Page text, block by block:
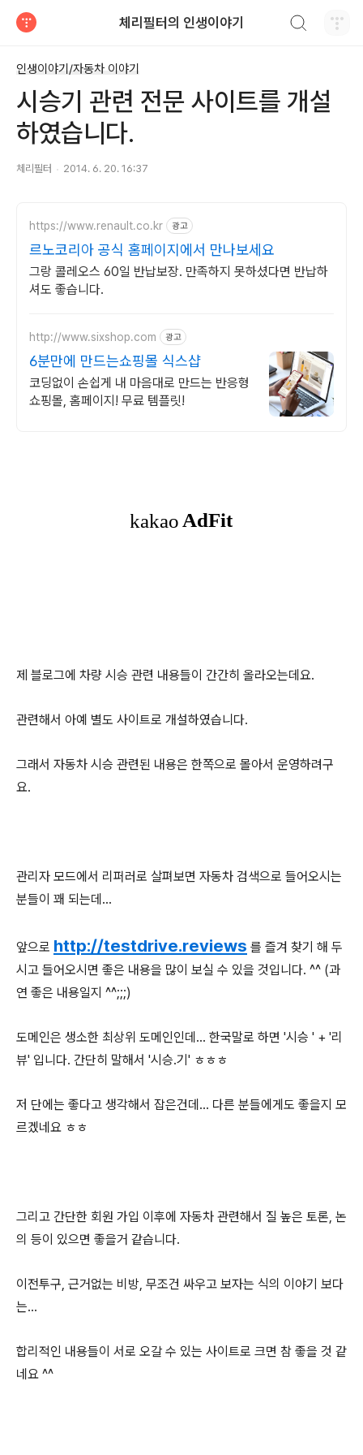
체리필터의 인생이야기
인생이야기/자동차 이야기
시승기 관련 전문 사이트를 개설
하였습니다.
체리필터 2014. 6. 20. 16:37
https://www.renault.co.kr 광고
르노코리아 공식 홈페이지에서 만나보세요
그랑 콜레오스 60일 반납보장. 만족하지 못하셨다면 반납하
셔도 좋습니다.
http://www.sixshop.com 광고
6분만에 만드는쇼핑몰 식스샵
코딩없이 손쉽게 내 마음대로 만드는 반응형
쇼핑몰, 홈페이지! 무료 템플릿!
제 블로그에 차량 시승 관련 내용들이 간간히 올라오는데요.
관련해서 아예 별도 사이트로 개설하였습니다.
그래서 자동차 시승 관련된 내용은 한쪽으로 몰아서 운영하려구
요.
관리자 모드에서 리퍼러로 살펴보면 자동차 검색으로 들어오시는
분들이 꽤 되는데...
앞으로 http://testdrive.reviews 를 즐겨 찾기 해 두
시고 들어오시면 좋은 내용을 많이 보실 수 있을 것입니다. ^^ (과
연 좋은 내용일지 ^^;;;)
도메인은 생소한 최상위 도메인인데... 한국말로 하면 '시승 ' + '리
뷰' 입니다. 간단히 말해서 '시승.기' ㅎㅎㅎ
저 단에는 좋다고 생각해서 잡은건데... 다른 분들에게도 좋을지 모
르겠네요 ㅎㅎ
그리고 간단한 회원 가입 이후에 자동차 관련해서 질 높은 토론, 논
의 등이 있으면 좋을거 같습니다.
이전투구, 근거없는 비방, 무조건 싸우고 보자는 식의 이야기 보다
는...
합리적인 내용들이 서로 오갈 수 있는 사이트로 크면 참 좋을 것 같
네요 ^^